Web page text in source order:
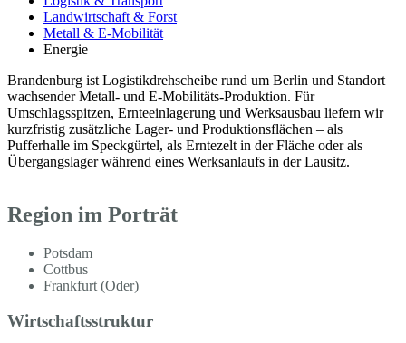
Landwirtschaft & Forst
Metall & E-Mobilität
Energie
Brandenburg ist Logistikdrehscheibe rund um Berlin und Standort
wachsender Metall- und E-Mobilitäts-Produktion. Für
Umschlagsspitzen, Ernteeinlagerung und Werksausbau liefern wir
kurzfristig zusätzliche Lager- und Produktionsflächen – als
Pufferhalle im Speckgürtel, als Erntezelt in der Fläche oder als
Übergangslager während eines Werksanlaufs in der Lausitz.
Region im Porträt
Potsdam
Cottbus
Frankfurt (Oder)
Wirtschaftsstruktur